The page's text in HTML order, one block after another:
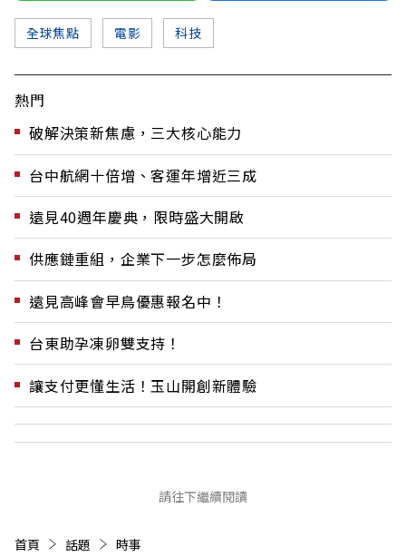
全球焦點 電影 科技
熱門
破解決策新焦慮，三大核心能力
台中航網十倍增、客運年增近三成
遠見40週年慶典，限時盛大開啟
供應鏈重組，企業下一步怎麼佈局
遠見高峰會早鳥優惠報名中！
台東助孕凍卵雙支持！
讓支付更懂生活！玉山開創新體驗
請往下繼續閱讀
首頁 話題 時事